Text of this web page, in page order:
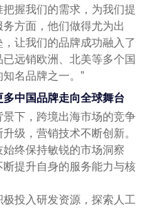
握我们的需求，为我们提
方面，他们做得尤为出
让我们的品牌成功融入了
远销欧洲、北美等多个国
名品牌之一。”
中国品牌走向全球舞台
下，跨境出海市场的竞争
级，营销技术不断创新。
终保持敏锐的市场洞察
提升自身的服务能力与核
投入研发资源，探索人工